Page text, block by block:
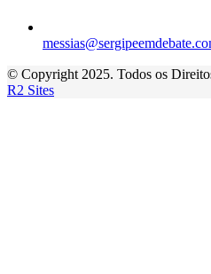
© Copyright 2025. Todos os
R2 Sites